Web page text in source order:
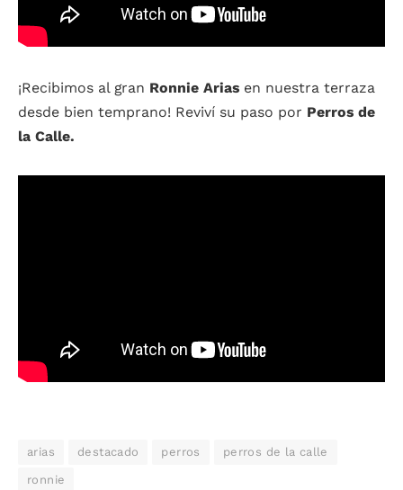
¡Recibimos al gran Ronnie Arias en nuestra terraza
desde bien temprano! Reviví su paso por Perros de
la Calle.
arias destacado perros perros de la calle
ronnie